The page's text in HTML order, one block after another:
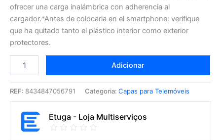
ofrecer una carga inalámbrica con adherencia al
cargador.*Antes de colocarla en el smartphone: verifique
que ha quitado tanto el plástico interior como exterior
protectores.
Adicionar
REF: 8434847056791 Categoria: Capas para Telemóveis
Etuga - Loja Multiserviços